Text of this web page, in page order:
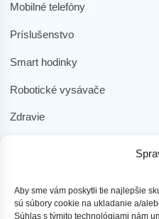
Aby sme vám poskytli tie najlepšie
sú súbory cookie na ukladanie a/
Súhlas s týmito technológiami nám
Mobilné telefóny
Príslušenstvo
Smart hodinky
Robotické vysávače
Zdravie
Dôležité odkazy